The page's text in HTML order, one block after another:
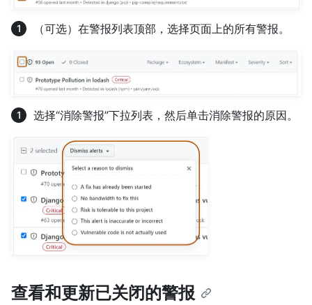
（可选）在警报列表顶部，选择页面上的所有警报。
选择“消除警报”下拉列表，然后单击消除警报的原因。
查看和更新已关闭的警报